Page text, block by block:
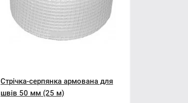
Стрічка-серпянка армована для
швів 50 мм (25 м)